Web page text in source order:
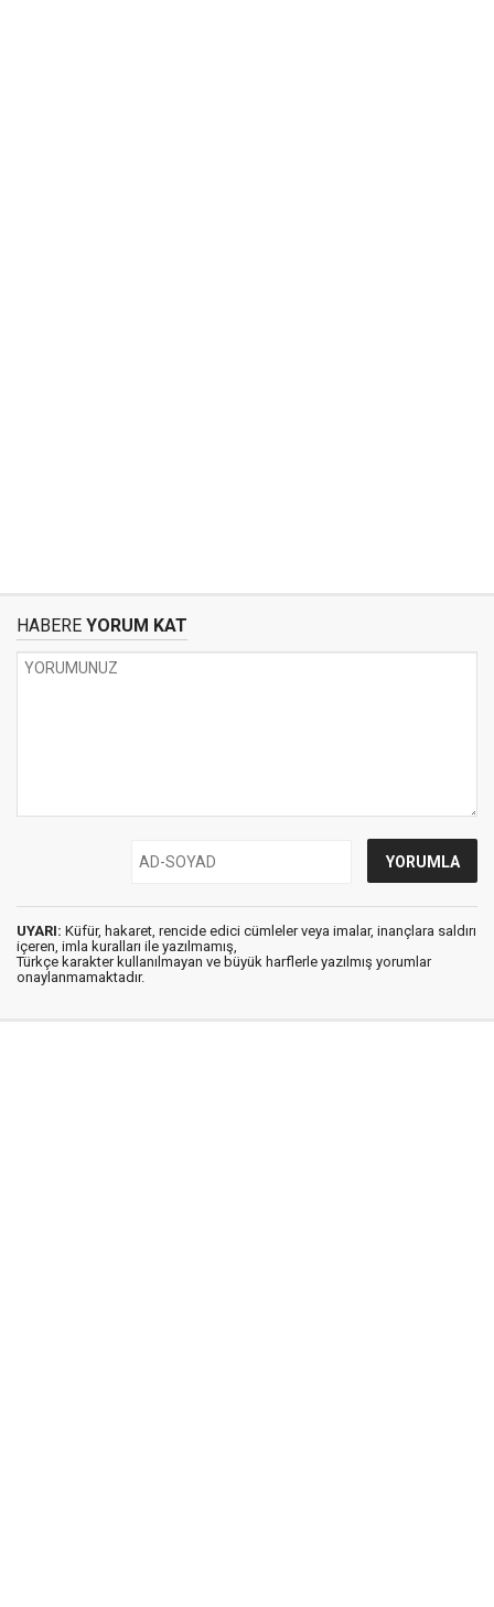
HABERE YORUM KAT
UYARI: Küfür, hakaret, rencide edici cümleler veya imalar, inançlara saldırı
içeren, imla kuralları ile yazılmamış,
Türkçe karakter kullanılmayan ve büyük harflerle yazılmış yorumlar
onaylanmamaktadır.